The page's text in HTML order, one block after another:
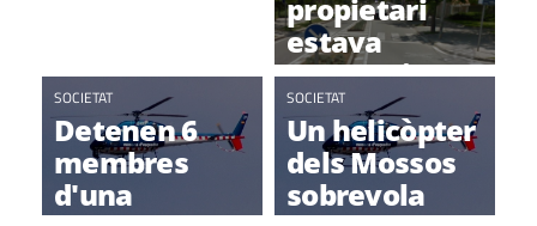
propietari
estava
amagat i un
lladre acaba
detingut
SOCIETAT
Detenen 6
membres
d'una
SOCIETAT
Un helicòpter
dels Mossos
sobrevola